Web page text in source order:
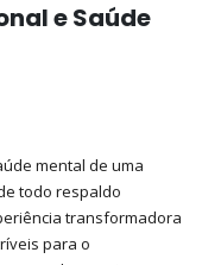
e Saúde
mental de uma
todo respaldo
transformadora
para o